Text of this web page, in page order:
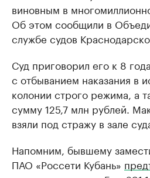
виновным в
Об этом сообщили в
службе судов
Суд приговорил его к 8
с отбыванием наказания в
колонии строго режима, а
сумму 125,7 млн рублей.
взяли под стражу в зале
Напомним, бывшему
ПАО «Россети Кубань»